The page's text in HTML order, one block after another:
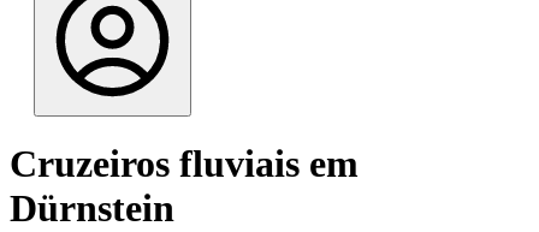
Cruzeiros fluviais em
Dürnstein